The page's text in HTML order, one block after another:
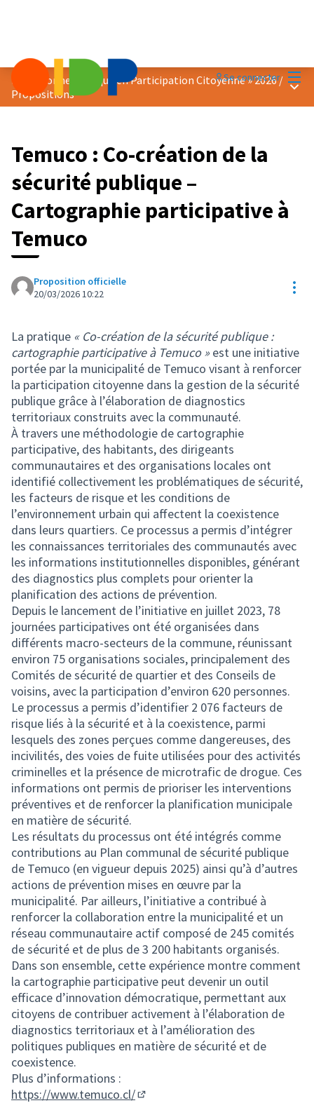
Se connecter
Prix « Bonne Pratique en Participation Citoyenne » 2026 /
Propositions
Temuco : Co-création de la
sécurité publique –
Cartographie participative à
Temuco
Proposition officielle
20/03/2026 10:22
La pratique « Co-création de la sécurité publique :
cartographie participative à Temuco » est une initiative
portée par la municipalité de Temuco visant à renforcer
la participation citoyenne dans la gestion de la sécurité
publique grâce à l’élaboration de diagnostics
territoriaux construits avec la communauté.
À travers une méthodologie de cartographie
participative, des habitants, des dirigeants
communautaires et des organisations locales ont
identifié collectivement les problématiques de sécurité,
les facteurs de risque et les conditions de
l’environnement urbain qui affectent la coexistence
dans leurs quartiers. Ce processus a permis d’intégrer
les connaissances territoriales des communautés avec
les informations institutionnelles disponibles, générant
des diagnostics plus complets pour orienter la
planification des actions de prévention.
Depuis le lancement de l’initiative en juillet 2023, 78
journées participatives ont été organisées dans
différents macro-secteurs de la commune, réunissant
environ 75 organisations sociales, principalement des
Comités de sécurité de quartier et des Conseils de
voisins, avec la participation d’environ 620 personnes.
Le processus a permis d’identifier 2 076 facteurs de
risque liés à la sécurité et à la coexistence, parmi
lesquels des zones perçues comme dangereuses, des
incivilités, des voies de fuite utilisées pour des activités
criminelles et la présence de microtrafic de drogue. Ces
informations ont permis de prioriser les interventions
préventives et de renforcer la planification municipale
en matière de sécurité.
Les résultats du processus ont été intégrés comme
contributions au Plan communal de sécurité publique
de Temuco (en vigueur depuis 2025) ainsi qu’à d’autres
actions de prévention mises en œuvre par la
municipalité. Par ailleurs, l’initiative a contribué à
renforcer la collaboration entre la municipalité et un
réseau communautaire actif composé de 245 comités
de sécurité et de plus de 3 200 habitants organisés.
Dans son ensemble, cette expérience montre comment
la cartographie participative peut devenir un outil
efficace d’innovation démocratique, permettant aux
citoyens de contribuer activement à l’élaboration de
diagnostics territoriaux et à l’amélioration des
politiques publiques en matière de sécurité et de
coexistence.
Plus d’informations :
https://www.temuco.cl/